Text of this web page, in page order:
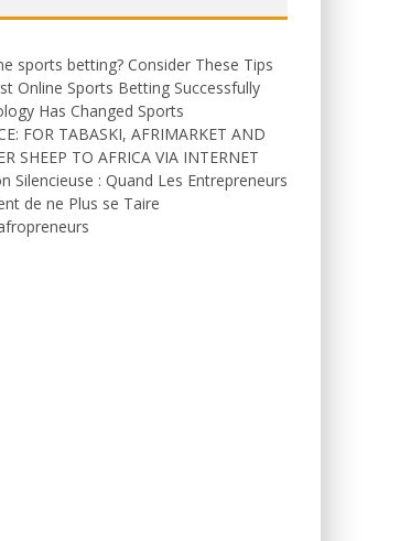
sports betting? Consider These Tips
Online Sports Betting Successfully
Has Changed Sports
FOR TABASKI, AFRIMARKET AND
SHEEP TO AFRICA VIA INTERNET
Silencieuse : Quand Les Entrepreneurs
de ne Plus se Taire